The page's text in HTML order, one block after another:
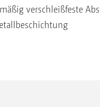
verschleißfeste